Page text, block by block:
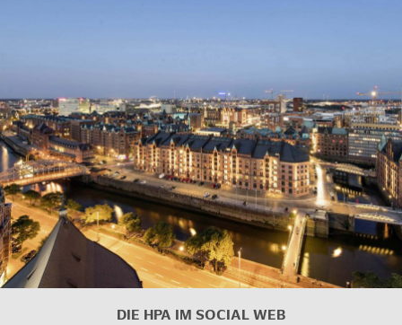
DIE HPA IM SOCIAL WEB